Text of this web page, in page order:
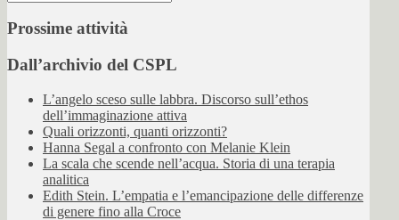
Prossime attività
Dall’archivio del CSPL
L’angelo sceso sulle labbra. Discorso sull’ethos
dell’immaginazione attiva
Quali orizzonti, quanti orizzonti?
Hanna Segal a confronto con Melanie Klein
La scala che scende nell’acqua. Storia di una terapia
analitica
Edith Stein. L’empatia e l’emancipazione delle differenze
di genere fino alla Croce